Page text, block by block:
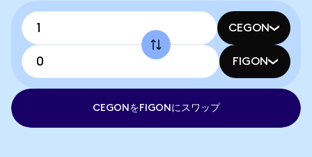
CEGON
FIGON
CEGONをFIGONにスワップ